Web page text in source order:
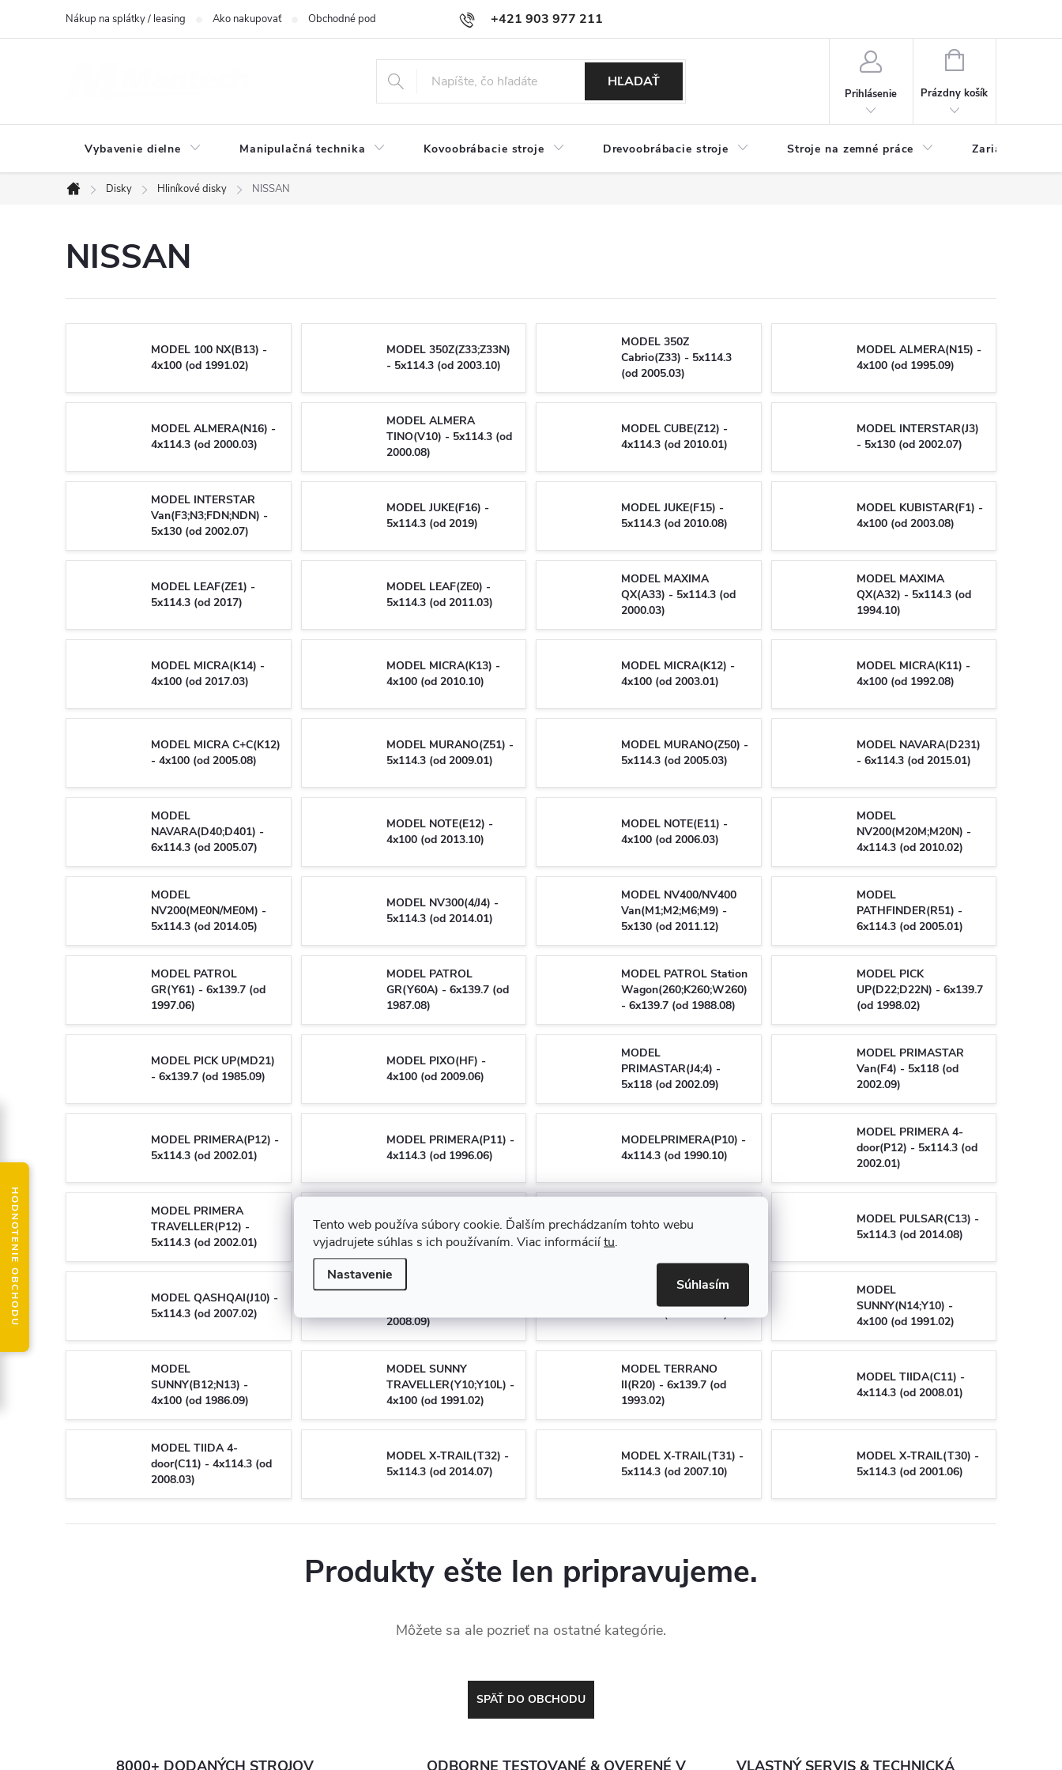
Tento web používa súbory cookie. Ďalším prechádzaním tohto webu
vyjadrujete súhlas s ich používaním. Viac informáciítu.
Nastavenie
Súhlasím
+421 903 977 211
Nákup na splátky / leasing Ako nakupovať Obchodné podmienky Podmienky ochrany osobných údajov
HĽADAŤ
Prihlásenie
NÁKUPNÝ
Prázdny košík
Vybavenie dielne Manipulačná technika Kovoobrábacie stroje Drevoobrábacie stroje Stroje na zemné práce Zariadenia na
Domov
Disky Hliníkové disky NISSAN
NISSAN
MODEL 100 NX(B13) -
4x100 (od 1991.02)
MODEL 350Z(Z33;Z33N)
- 5x114.3 (od 2003.10)
MODEL 350Z
Cabrio(Z33) - 5x114.3
(od 2005.03)
MODEL ALMERA(N15) -
4x100 (od 1995.09)
MODEL ALMERA(N16) -
4x114.3 (od 2000.03)
MODEL ALMERA
TINO(V10) - 5x114.3 (od
2000.08)
MODEL CUBE(Z12) -
4x114.3 (od 2010.01)
MODEL INTERSTAR(J3)
- 5x130 (od 2002.07)
MODEL INTERSTAR
Van(F3;N3;FDN;NDN) -
5x130 (od 2002.07)
MODEL JUKE(F16) -
5x114.3 (od 2019)
MODEL JUKE(F15) -
5x114.3 (od 2010.08)
MODEL KUBISTAR(F1) -
4x100 (od 2003.08)
MODEL LEAF(ZE1) -
5x114.3 (od 2017)
MODEL LEAF(ZE0) -
5x114.3 (od 2011.03)
MODEL MAXIMA
QX(A33) - 5x114.3 (od
2000.03)
MODEL MAXIMA
QX(A32) - 5x114.3 (od
1994.10)
MODEL MICRA(K14) -
4x100 (od 2017.03)
MODEL MICRA(K13) -
4x100 (od 2010.10)
MODEL MICRA(K12) -
4x100 (od 2003.01)
MODEL MICRA(K11) -
4x100 (od 1992.08)
MODEL MICRA C+C(K12)
- 4x100 (od 2005.08)
MODEL MURANO(Z51) -
5x114.3 (od 2009.01)
MODEL MURANO(Z50) -
5x114.3 (od 2005.03)
MODEL NAVARA(D231)
- 6x114.3 (od 2015.01)
MODEL
NAVARA(D40;D401) -
6x114.3 (od 2005.07)
MODEL NOTE(E12) -
4x100 (od 2013.10)
MODEL NOTE(E11) -
4x100 (od 2006.03)
MODEL
NV200(M20M;M20N) -
4x114.3 (od 2010.02)
MODEL
NV200(ME0N/ME0M) -
5x114.3 (od 2014.05)
MODEL NV300(4/J4) -
5x114.3 (od 2014.01)
MODEL NV400/NV400
Van(M1;M2;M6;M9) -
5x130 (od 2011.12)
MODEL
PATHFINDER(R51) -
6x114.3 (od 2005.01)
MODEL PATROL
GR(Y61) - 6x139.7 (od
1997.06)
MODEL PATROL
GR(Y60A) - 6x139.7 (od
1987.08)
MODEL PATROL Station
Wagon(260;K260;W260)
- 6x139.7 (od 1988.08)
MODEL PICK
UP(D22;D22N) - 6x139.7
(od 1998.02)
MODEL PICK UP(MD21)
- 6x139.7 (od 1985.09)
MODEL PIXO(HF) -
4x100 (od 2009.06)
MODEL
PRIMASTAR(J4;4) -
5x118 (od 2002.09)
MODEL PRIMASTAR
Van(F4) - 5x118 (od
2002.09)
MODEL PRIMERA(P12) -
5x114.3 (od 2002.01)
MODEL PRIMERA(P11) -
4x114.3 (od 1996.06)
MODELPRIMERA(P10) -
4x114.3 (od 1990.10)
MODEL PRIMERA 4-
door(P12) - 5x114.3 (od
2002.01)
MODEL PRIMERA
TRAVELLER(P12) -
5x114.3 (od 2002.01)
TRAVELLER(P11) -
4x114.3 (od 1998.04)
TRAVELLER(W10) -
MODEL PULSAR(C13) -
5x114.3 (od 2014.08)
MODEL QASHQAI(J10) -
5x114.3 (od 2007.02)
MODEL QASHQAI
2008.09)
5x114.3 (od 2014.02)
MODEL
SUNNY(N14;Y10) -
4x100 (od 1991.02)
MODEL
SUNNY(B12;N13) -
4x100 (od 1986.09)
MODEL SUNNY
TRAVELLER(Y10;Y10L) -
4x100 (od 1991.02)
MODEL TERRANO
II(R20) - 6x139.7 (od
1993.02)
MODEL TIIDA(C11) -
4x114.3 (od 2008.01)
MODEL TIIDA 4-
door(C11) - 4x114.3 (od
2008.03)
MODEL X-TRAIL(T32) -
5x114.3 (od 2014.07)
MODEL X-TRAIL(T31) -
5x114.3 (od 2007.10)
MODEL X-TRAIL(T30) -
5x114.3 (od 2001.06)
Produkty ešte len pripravujeme.
Môžete sa ale pozrieť na ostatné kategórie.
SPÄŤ DO OBCHODU
HODNOTENIE OBCHODU